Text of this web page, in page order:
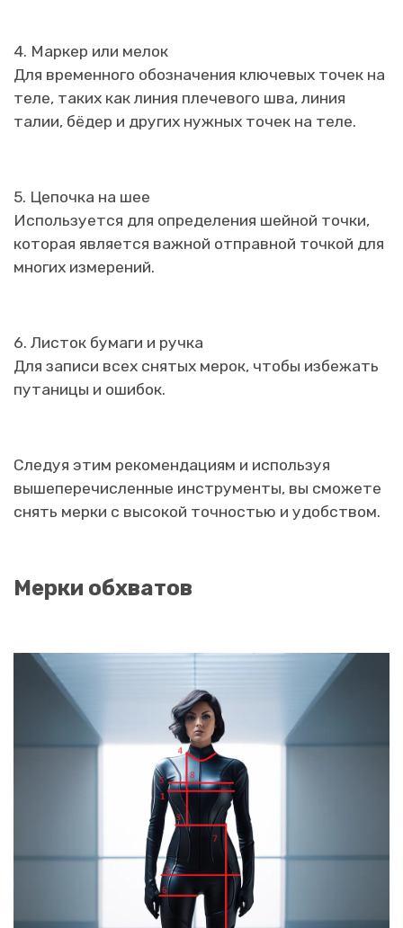
4. Маркер или мелок
Для временного обозначения ключевых точек на
теле, таких как линия плечевого шва, линия
талии, бёдер и других нужных точек на теле.
5. Цепочка на шее
Используется для определения шейной точки,
которая является важной отправной точкой для
многих измерений.
6. Листок бумаги и ручка
Для записи всех снятых мерок, чтобы избежать
путаницы и ошибок.
Следуя этим рекомендациям и используя
вышеперечисленные инструменты, вы сможете
снять мерки с высокой точностью и удобством.
Мерки обхватов